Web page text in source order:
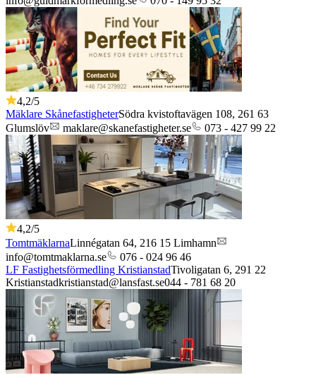
4,2/5
Mäklare SkånefastigheterSödra kvistoftavägen 108, 261 63
Glumslöv
maklare@skanefastigheter.se 073 - 427 99 22
4,2/5
TomtmäklarnaLinnégatan 64, 216 15 Limhamn
info@tomtmaklarna.se
076 - 024 96 46
LF Fastighetsförmedling KristianstadTivoligatan 6, 291 22
Kristianstadkristianstad@lansfast.se044 - 781 68 20